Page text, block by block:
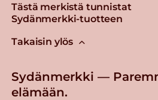
Tästä merkistä tunnistat
Sydänmerkki-tuotteen
Takaisin ylös
Sydänmerkki —
elämään.